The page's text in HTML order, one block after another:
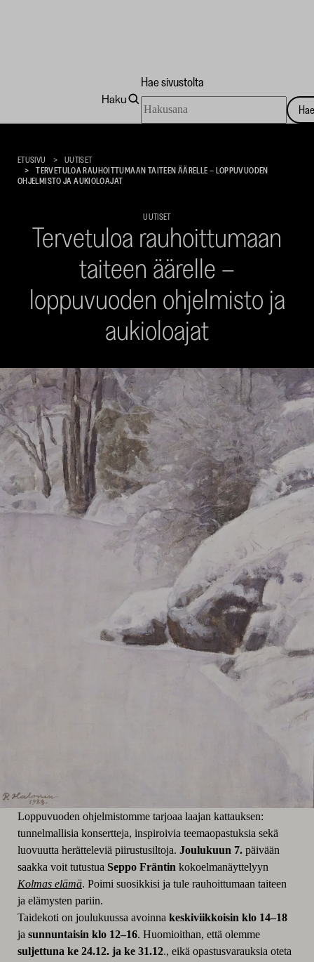
Taidekoti
Haku
Hae sivustolta
sivustolta
ETUSIVU
UUTISET
TERVETULOA RAUHOITTUMAAN TAITEEN ÄÄRELLE – LOPPUVUODEN
OHJELMISTO JA AUKIOLOAJAT
UUTISET
Tervetuloa rauhoittumaan
taiteen äärelle –
loppuvuoden ohjelmisto ja
aukioloajat
Loppuvuoden ohjelmistomme tarjoaa laajan kattauksen:
tunnelmallisia konsertteja, inspiroivia teemaopastuksia sekä
luovuutta herätteleviä piirustusiltoja. Joulukuun 7.päivään
saakka voit tutustua Seppo Fräntin kokoelmanäyttelyyn
Kolmas elämä. Poimi suosikkisi ja tule rauhoittumaan taiteen
ja elämysten pariin.
Taidekoti on joulukuussa avoinna keskiviikkoisin klo 14–18
ja sunnuntaisin klo 12–16. Huomioithan, että olemme
suljettuna ke 24.12. ja ke 31.12., eikä opastusvarauksia oteta